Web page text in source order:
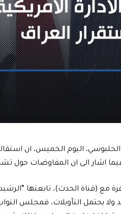
اليوم الخميس، ان
فيما اشار الى ان المفاوضات حول
مع (قناة الحدث)، تابعتها
ولا يحتمل التأويلات، فمجلس